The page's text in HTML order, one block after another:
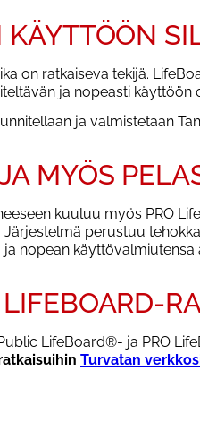
KÄYTTÖÖN
on ratkaiseva tekijä.
ja nopeasti
ja valmistetaan
MYÖS
kuuluu myös PRO
Järjestelmä perustuu
ja nopean
LifeBoard®- ja PRO
Turvatan